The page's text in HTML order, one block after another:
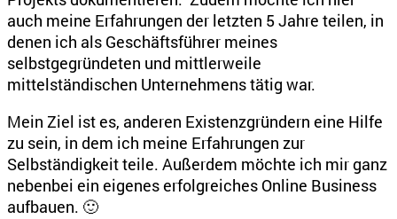
auch meine Erfahrungen der letzten 5 Jahre teilen, in
denen ich als Geschäftsführer meines
selbstgegründeten und mittlerweile
mittelständischen Unternehmens tätig war.
Mein Ziel ist es, anderen Existenzgründern eine Hilfe
zu sein, in dem ich meine Erfahrungen zur
Selbständigkeit teile. Außerdem möchte ich mir ganz
nebenbei ein eigenes erfolgreiches Online Business
aufbauen. 🙂